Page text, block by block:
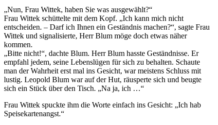
„Nun, Frau Wittek, haben Sie was ausgewählt?“
Frau Wittek schüttelte mit dem Kopf. „Ich kann mich nicht
entscheiden. – Darf ich Ihnen ein Geständnis machen?“, sagte Frau
Wittek und signalisierte, Herr Blum möge doch etwas näher
kommen.
„Bitte nicht!“, dachte Blum. Herr Blum hasste Geständnisse. Er
empfahl jedem, seine Lebenslügen für sich zu behalten. Schaute
man der Wahrheit erst mal ins Gesicht, war meistens Schluss mit
lustig. Leopold Blum war auf der Hut, räusperte sich und beugte
sich ein Stück über den Tisch. „Na ja, ich …“
Frau Wittek spuckte ihm die Worte einfach ins Gesicht: „Ich hab
Speisekartenangst.“